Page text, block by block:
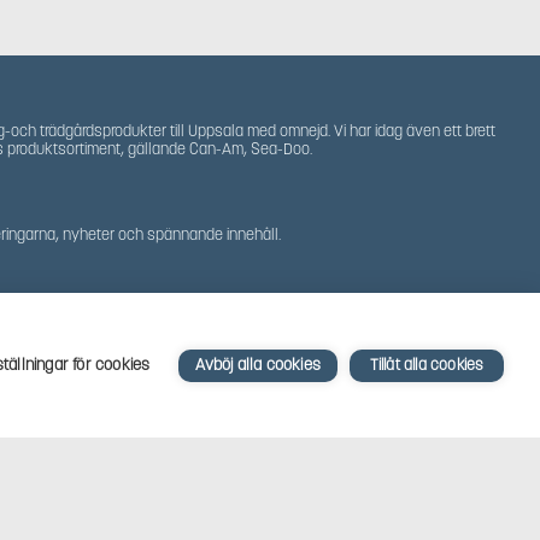
för cookies Avböj alla cookies Tillåt alla cookies
och trädgårdsprodukter till Uppsala med omnejd. Vi har idag även ett brett
gällande Can-Am, Sea-Doo.
nyheter och spännande innehåll.